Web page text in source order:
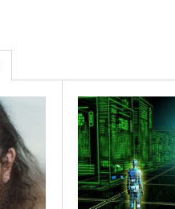
გადახედვა